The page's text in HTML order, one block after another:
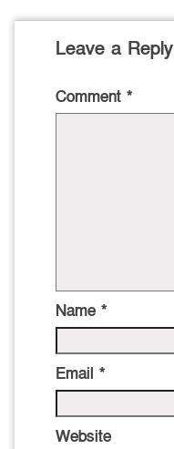
Leave a Reply
Comment *
Name *
Email *
Website